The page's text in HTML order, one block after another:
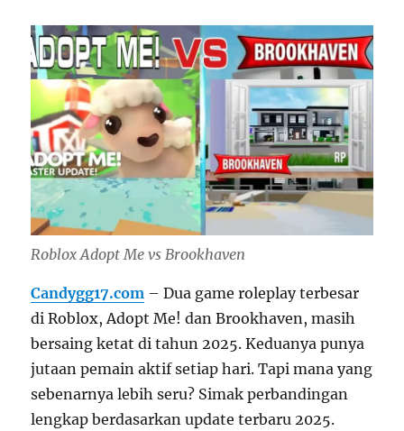
Roblox Adopt Me vs Brookhaven
Candygg17.com – Dua game roleplay terbesar
di Roblox, Adopt Me! dan Brookhaven, masih
bersaing ketat di tahun 2025. Keduanya punya
jutaan pemain aktif setiap hari. Tapi mana yang
sebenarnya lebih seru? Simak perbandingan
lengkap berdasarkan update terbaru 2025.